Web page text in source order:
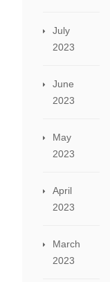
July
2023
June
2023
May
2023
April
2023
March
2023